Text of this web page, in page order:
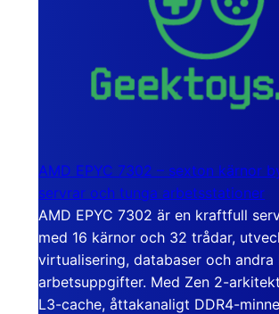
AMD EPYC 7302 – sexton kärnor
servrar och tunga arbetsstationer
AMD EPYC 7302 är en kraftfull
med 16 kärnor och 32 trådar,
virtualisering, databaser och andra
arbetsuppgifter. Med Zen 2-
L3-cache, åttakanaligt DDR4-